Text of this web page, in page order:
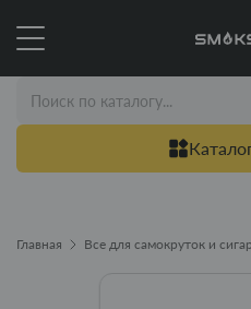
Главная Все для самокруток и